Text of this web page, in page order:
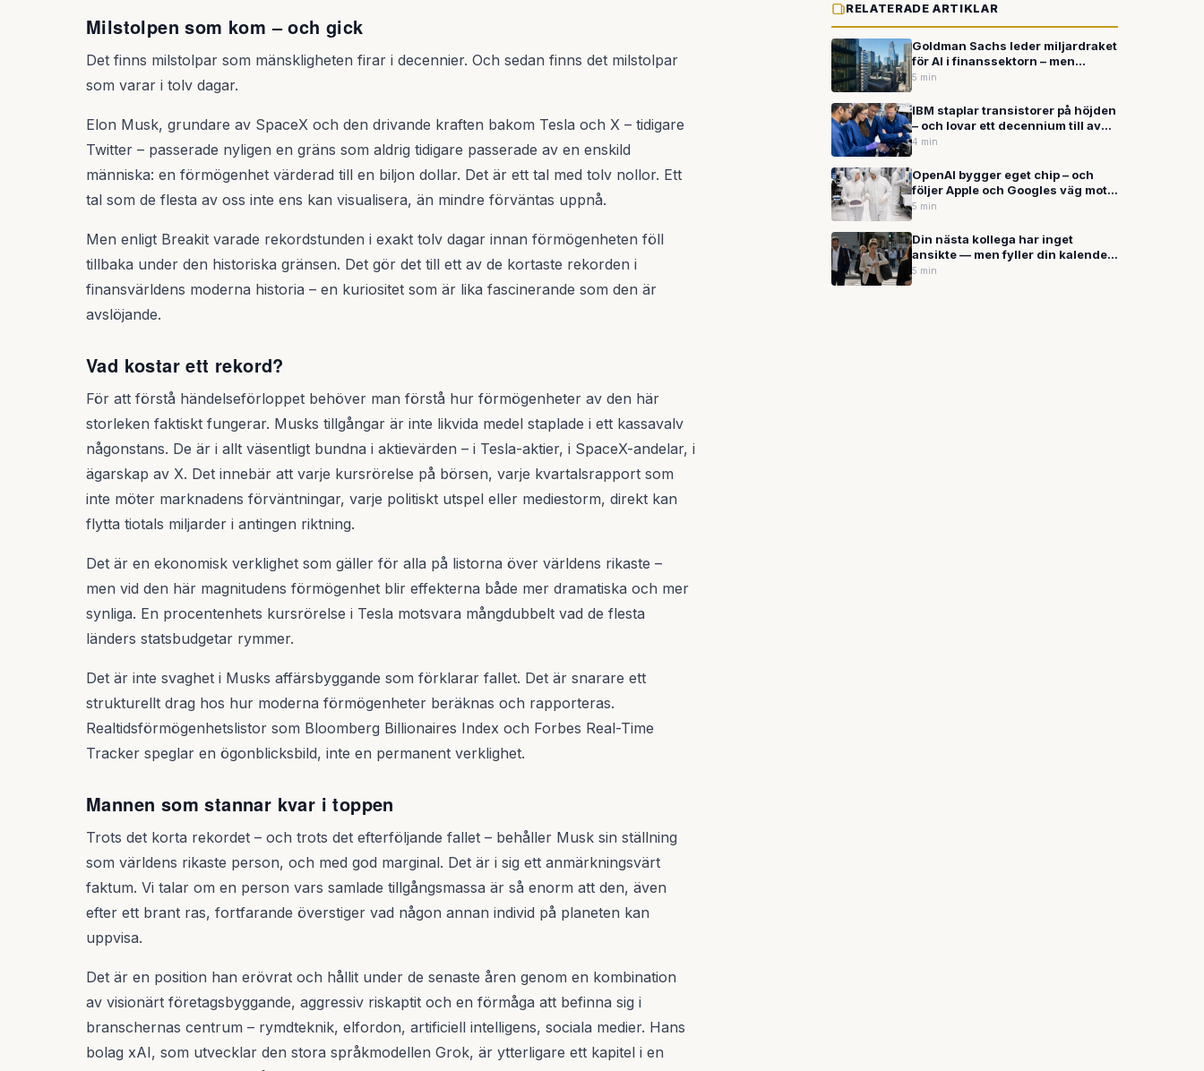
Milstolpen som kom – och gick
Det finns milstolpar som mänskligheten firar i decennier. Och sedan finns det milstolpar
som varar i tolv dagar.
Elon Musk, grundare av SpaceX och den drivande kraften bakom Tesla och X – tidigare
Twitter – passerade nyligen en gräns som aldrig tidigare passerade av en enskild
människa: en förmögenhet värderad till en biljon dollar. Det är ett tal med tolv nollor. Ett
tal som de flesta av oss inte ens kan visualisera, än mindre förväntas uppnå.
Men enligt Breakit varade rekordstunden i exakt tolv dagar innan förmögenheten föll
tillbaka under den historiska gränsen. Det gör det till ett av de kortaste rekorden i
finansvärldens moderna historia – en kuriositet som är lika fascinerande som den är
avslöjande.
Vad kostar ett rekord?
För att förstå händelseförloppet behöver man förstå hur förmögenheter av den här
storleken faktiskt fungerar. Musks tillgångar är inte likvida medel staplade i ett kassavalv
någonstans. De är i allt väsentligt bundna i aktievärden – i Tesla-aktier, i SpaceX-andelar, i
ägarskap av X. Det innebär att varje kursrörelse på börsen, varje kvartalsrapport som
inte möter marknadens förväntningar, varje politiskt utspel eller mediestorm, direkt kan
flytta tiotals miljarder i antingen riktning.
Det är en ekonomisk verklighet som gäller för alla på listorna över världens rikaste –
men vid den här magnitudens förmögenhet blir effekterna både mer dramatiska och mer
synliga. En procentenhets kursrörelse i Tesla motsvara mångdubbelt vad de flesta
länders statsbudgetar rymmer.
Det är inte svaghet i Musks affärsbyggande som förklarar fallet. Det är snarare ett
strukturellt drag hos hur moderna förmögenheter beräknas och rapporteras.
Realtidsförmögenhetslistor som Bloomberg Billionaires Index och Forbes Real-Time
Tracker speglar en ögonblicksbild, inte en permanent verklighet.
Mannen som stannar kvar i toppen
Trots det korta rekordet – och trots det efterföljande fallet – behåller Musk sin ställning
som världens rikaste person, och med god marginal. Det är i sig ett anmärkningsvärt
faktum. Vi talar om en person vars samlade tillgångsmassa är så enorm att den, även
efter ett brant ras, fortfarande överstiger vad någon annan individ på planeten kan
uppvisa.
Det är en position han erövrat och hållit under de senaste åren genom en kombination
av visionärt företagsbyggande, aggressiv riskaptit och en förmåga att befinna sig i
branschernas centrum – rymdteknik, elfordon, artificiell intelligens, sociala medier. Hans
bolag xAI, som utvecklar den stora språkmodellen Grok, är ytterligare ett kapitel i en
RELATERADE ARTIKLAR
Goldman Sachs leder miljardraket
för AI i finanssektorn – men
bedragarna håller jämna steg
5 min
IBM staplar transistorer på höjden
– och lovar ett decennium till av
datorutveckling
4 min
OpenAI bygger eget chip – och
följer Apple och Googles väg mot
vertikal integration
5 min
Din nästa kollega har inget
ansikte — men fyller din kalender
och svarar i Slack
5 min